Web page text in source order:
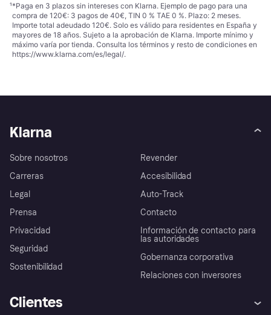
¹*Paga en 3 plazos sin intereses con Klarna. Ejemplo de pago para una
compra de 120€: 3 pagos de 40€, TIN 0 % TAE 0 %. Plazo: 2 meses.
Importe total adeudado 120€. Solo es válido para residentes en España y
mayores de 18 años. Sujeto a la aprobación de Klarna. Importe mínimo y
máximo varía por tienda. Consulta los términos y resto de condiciones en
https://www.klarna.com/es/legal/.
Klarna
Sobre nosotros
Carreras
Legal
Prensa
Privacidad
Seguridad
Sostenibilidad
Revender
Accesibilidad
Auto-Track
Contacto
Información de contacto para
las autoridades
Gobernanza corporativa
Relaciones con inversores
Clientes